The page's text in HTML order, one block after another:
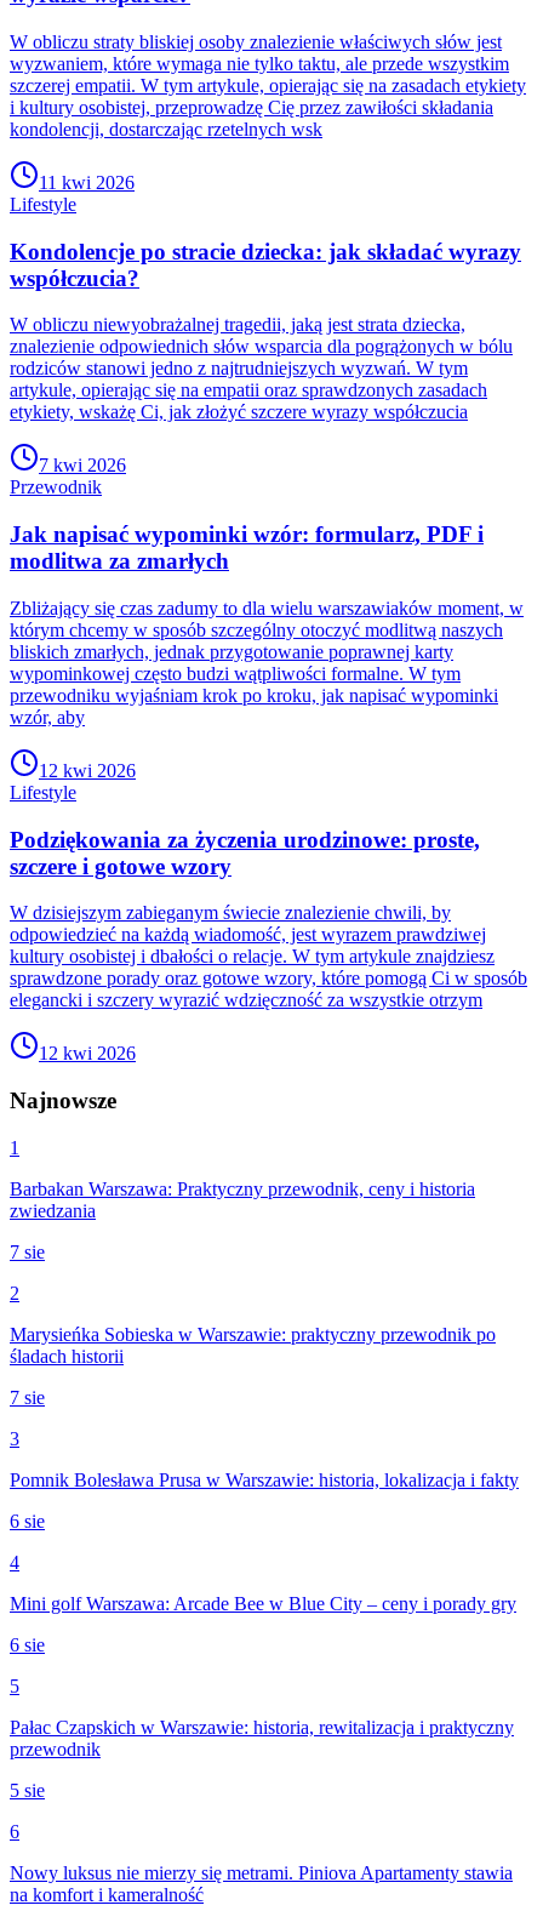
W obliczu straty bliskiej osoby znalezienie właściwych słów jest
wyzwaniem, które wymaga nie tylko taktu, ale przede wszystkim
szczerej empatii. W tym artykule, opierając się na zasadach etykiety
i kultury osobistej, przeprowadzę Cię przez zawiłości składania
kondolencji, dostarczając rzetelnych wsk
11 kwi 2026
Lifestyle
Kondolencje po stracie dziecka: jak składać wyrazy
współczucia?
W obliczu niewyobrażalnej tragedii, jaką jest strata dziecka,
znalezienie odpowiednich słów wsparcia dla pogrążonych w bólu
rodziców stanowi jedno z najtrudniejszych wyzwań. W tym
artykule, opierając się na empatii oraz sprawdzonych zasadach
etykiety, wskażę Ci, jak złożyć szczere wyrazy współczucia
7 kwi 2026
Przewodnik
Jak napisać wypominki wzór: formularz, PDF i
modlitwa za zmarłych
Zbliżający się czas zadumy to dla wielu warszawiaków moment, w
którym chcemy w sposób szczególny otoczyć modlitwą naszych
bliskich zmarłych, jednak przygotowanie poprawnej karty
wypominkowej często budzi wątpliwości formalne. W tym
przewodniku wyjaśniam krok po kroku, jak napisać wypominki
wzór, aby
12 kwi 2026
Lifestyle
Podziękowania za życzenia urodzinowe: proste,
szczere i gotowe wzory
W dzisiejszym zabieganym świecie znalezienie chwili, by
odpowiedzieć na każdą wiadomość, jest wyrazem prawdziwej
kultury osobistej i dbałości o relacje. W tym artykule znajdziesz
sprawdzone porady oraz gotowe wzory, które pomogą Ci w sposób
elegancki i szczery wyrazić wdzięczność za wszystkie otrzym
12 kwi 2026
Najnowsze
1
Barbakan Warszawa: Praktyczny przewodnik, ceny i historia
zwiedzania
7 sie
2
Marysieńka Sobieska w Warszawie: praktyczny przewodnik po
śladach historii
7 sie
3
Pomnik Bolesława Prusa w Warszawie: historia, lokalizacja i fakty
6 sie
4
Mini golf Warszawa: Arcade Bee w Blue City – ceny i porady gry
6 sie
5
Pałac Czapskich w Warszawie: historia, rewitalizacja i praktyczny
przewodnik
5 sie
6
Nowy luksus nie mierzy się metrami. Piniova Apartamenty stawia
na komfort i kameralność